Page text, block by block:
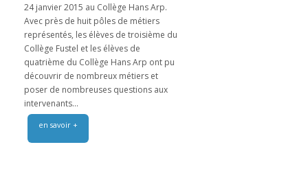
24 janvier 2015 au Collège Hans Arp.
Avec près de huit pôles de métiers
représentés, les élèves de troisième du
Collège Fustel et les élèves de
quatrième du Collège Hans Arp ont pu
découvrir de nombreux métiers et
poser de nombreuses questions aux
intervenants...
en savoir +